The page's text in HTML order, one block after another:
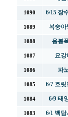
1090 6/15 장
1089 복숭아
1088 용봉
1087 요
1086 파
1085 6/7 흐
1084 6/9 태
1083 6/1 백